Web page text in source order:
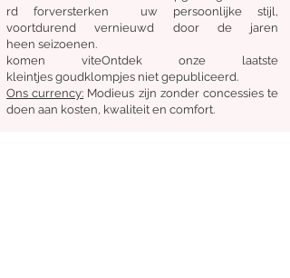
rd forversterken uw persoonlijke stijl,
voortdurend vernieuwd door de jaren
heen seizoenen.
komen viteOntdek onze laatste
kleintjes goudklompjes niet gepubliceerd.
Ons currency: Modieus zijn zonder concessies te
doen aan kosten, kwaliteit en comfort.